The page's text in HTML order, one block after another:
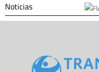
Noticias